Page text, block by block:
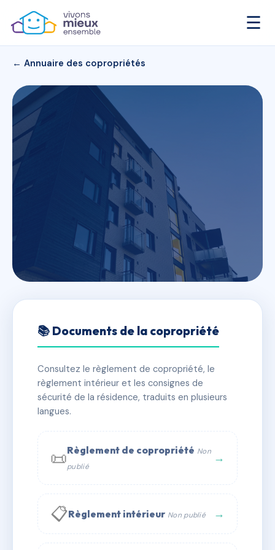
☰
← Annuaire des copropriétés
LE FLORENCE
✓ Immatriculée 🏠 80 lots 🏗 2 bâtiment(s)
📞 Contacter Syndic Digital
📚 Documents de la copropriété
Consultez le règlement de copropriété, le
règlement intérieur et les consignes de
sécurité de la résidence, traduits en plusieurs
langues.
📜Règlement de copropriété Non
publié
→
📋Règlement intérieur Non publié →